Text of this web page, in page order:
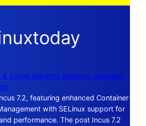
& Virtual Machine Manager Released
7.2, featuring enhanced Container
with SELinux support for
performance. The post Incus 7.2